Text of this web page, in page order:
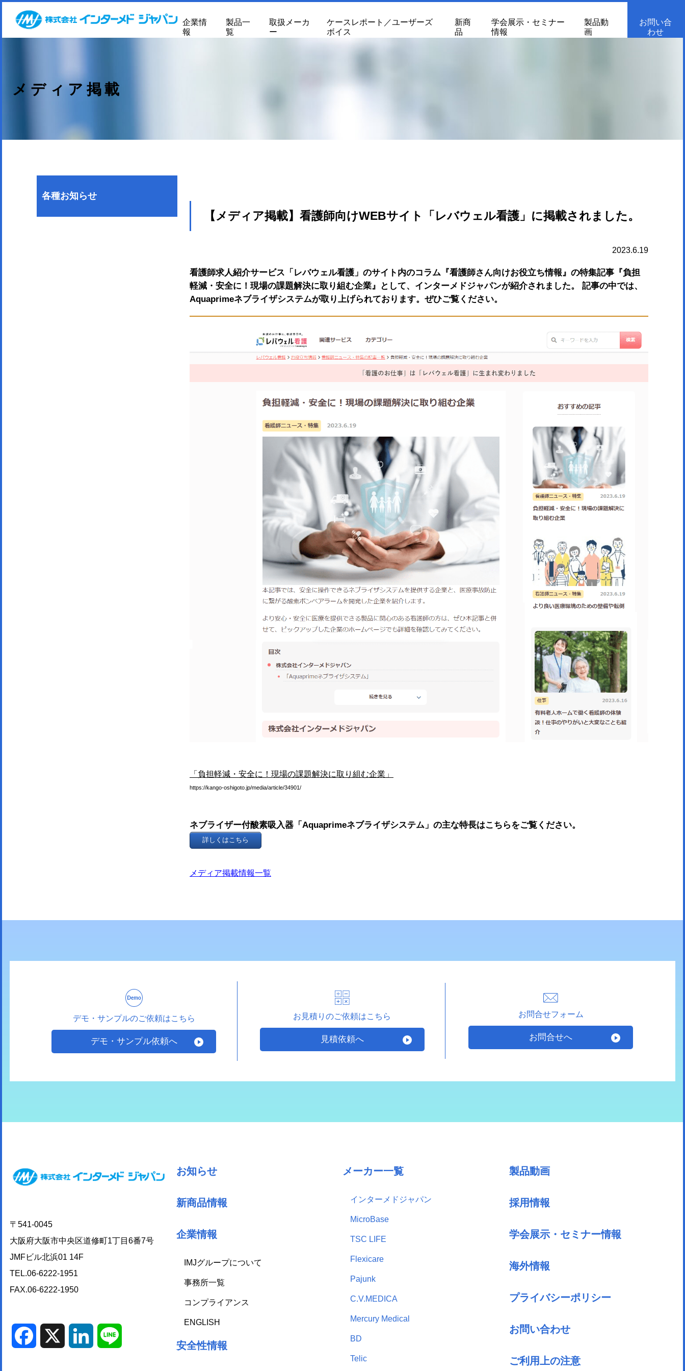
企業情
報
製品一
覧
取扱メーカ
ー
ケースレポート／ユーザーズ
ボイス
新商
品
学会展示・セミナー
情報
製品動
画
お問い合
わせ
メディア掲載
各種お知らせ
【メディア掲載】看護師向けWEBサイト「レバウェル看護」に掲載されました。
2023.6.19
看護師求人紹介サービス「レバウェル看護」のサイト内のコラム『看護師さん向けお役立ち情報』の特集記事『負担
軽減・安全に！現場の課題解決に取り組む企業』として、インターメドジャパンが紹介されました。 記事の中では、
Aquaprimeネブライザシステムが取り上げられております。ぜひご覧ください。
「負担軽減・安全に！現場の課題解決に取り組む企業」
https://kango-oshigoto.jp/media/article/34901/
ネブライザー付酸素吸入器「Aquaprimeネブライザシステム」の主な特長はこちらをご覧ください。
詳しくはこちら
メディア掲載情報一覧
デモ・サンプルのご依頼はこちら
デモ・サンプル依頼へ
お見積りのご依頼はこちら
見積依頼へ
お問合せフォーム
お問合せへ
〒541-0045
大阪府大阪市中央区道修町1丁目6番7号
JMFビル北浜01 14F
TEL.06-6222-1951
FAX.06-6222-1950
Facebook LinkedIn
お知らせ
新商品情報
企業情報
IMJグループについて
事務所一覧
コンプライアンス
ENGLISH
安全性情報
メーカー一覧
インターメドジャパン
MicroBase
TSC LIFE
Flexicare
Pajunk
C.V.MEDICA
Mercury Medical
BD
Telic
製品動画
採用情報
学会展示・セミナー情報
海外情報
プライバシーポリシー
お問い合わせ
ご利用上の注意